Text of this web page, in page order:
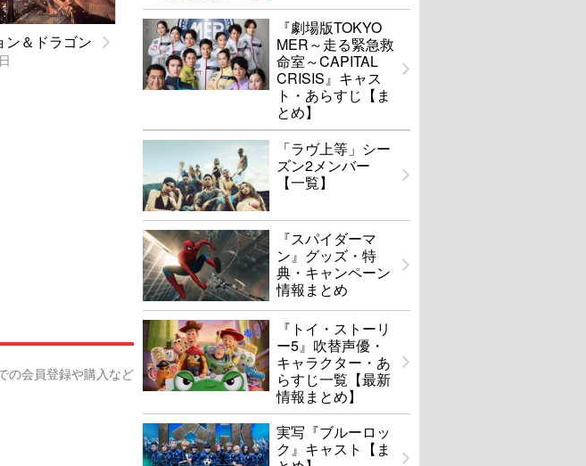
ン＆ドラゴン
の会員登録や購入など
『劇場版TOKYO
MER～走る緊急救
命室～CAPITAL
CRISIS』キャス
ト・あらすじ【ま
とめ】
「ラヴ上等」シー
ズン2メンバー
【一覧】
『スパイダーマ
ン』グッズ・特
典・キャンペーン
情報まとめ
『トイ・ストーリ
ー5』吹替声優・
キャラクター・あ
らすじ一覧【最新
情報まとめ】
実写『ブルーロッ
ク』キャスト【ま